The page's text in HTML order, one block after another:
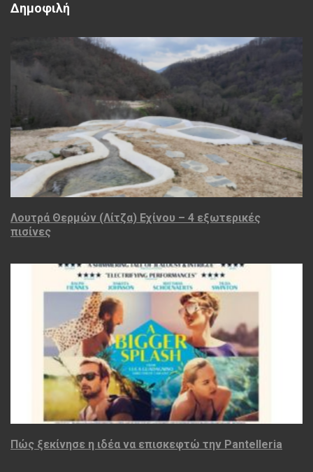
Δημοφιλή
Λουτρά Θερμών (Λίτζα) Εχίνου – 4 εξωτερικές
πισίνες
Πώς ξεκίνησε η ιδέα να επισκεφτώ την Pantelleria